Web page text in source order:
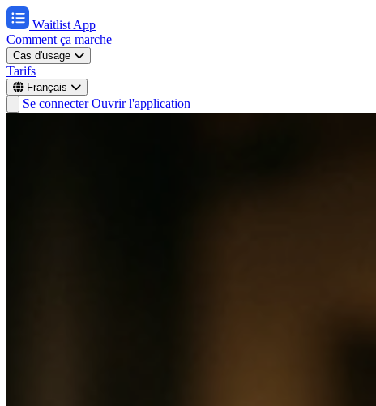
Waitlist App
Comment ça marche
Cas d'usage
Tarifs
Français
Se connecter Ouvrir l'application